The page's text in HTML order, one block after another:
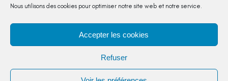
Nous utilisons des cookies pour optimiser notre site web et notre service.
Accepter les cookies
Refuser
TÉLÉPHONE : 04 90 85 22 98